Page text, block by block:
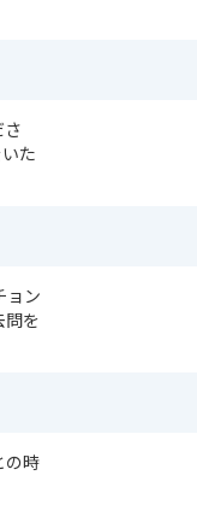
た
ョン
問を
の時